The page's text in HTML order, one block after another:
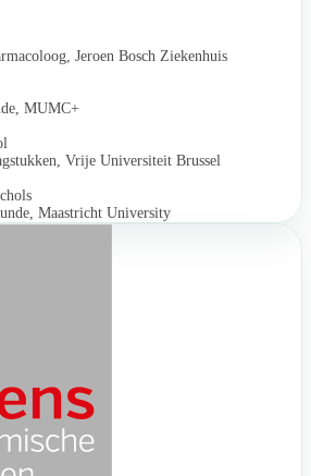
Jeroen Bosch Ziekenhuis
MUMC+
Vrije Universiteit Brussel
Maastricht University